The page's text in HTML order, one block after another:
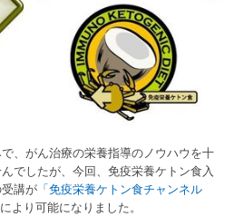
、がん治療の栄養指導のノウハウを十
でしたが、今回、免疫栄養ケトン食入
講が 「免疫栄養ケトン食チャンネル
より可能になりました。